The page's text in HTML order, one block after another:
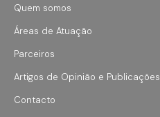
Quem somos
Áreas de Atuação
Parceiros
Artigos de Opinião e Publicações
Contacto